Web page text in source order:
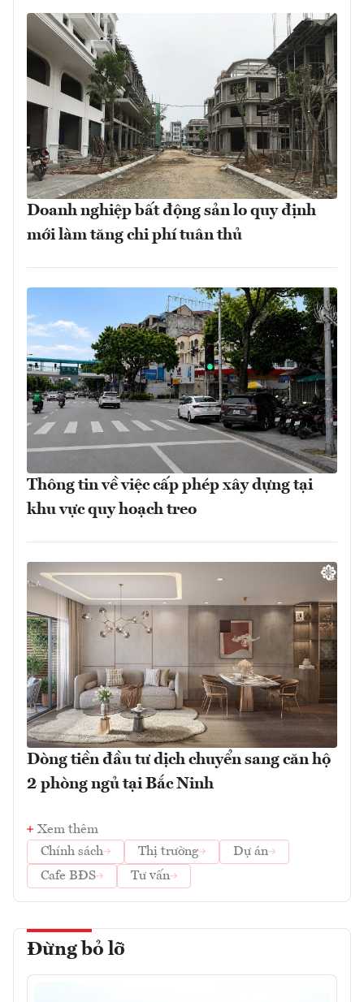
Doanh nghiệp bất động sản lo quy định
mới làm tăng chi phí tuân thủ
Thông tin về việc cấp phép xây dựng tại
khu vực quy hoạch treo
Dòng tiền đầu tư dịch chuyển sang căn hộ
2 phòng ngủ tại Bắc Ninh
Xem thêm
Chính sách
Thị trường
Dự án
Cafe BĐS
Tư vấn
Đừng bỏ lỡ